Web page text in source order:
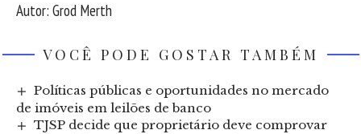
Autor: Grod Merth
VOCÊ PODE GOSTAR TAMBÉM
Políticas públicas e oportunidades no mercado
de imóveis em leilões de banco
TJSP decide que proprietário deve comprovar